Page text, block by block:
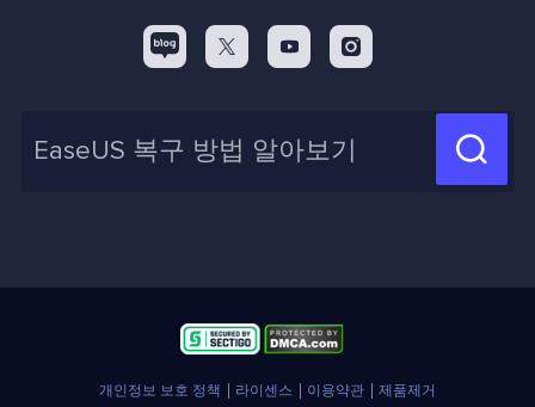
백업&복원
신제품 New
디스크 파티션 팁
화면 녹화 팁
인사이트 보고서
리셀러
  

개인정보 보호 정책 라이센스 이용약관 제품제거